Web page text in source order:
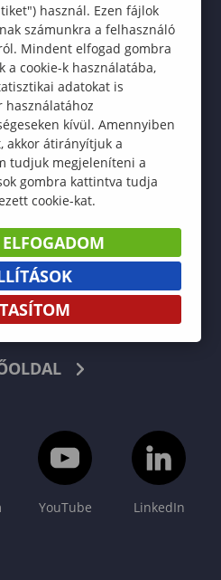
YouTube LinkedIn
használ. Ezen fájlok
számunkra a felhasználó
Mindent elfogad gombra
a cookie-k használatába,
adatokat is
használatához
kívül. Amennyiben
akkor átirányítjuk a
tudjuk megjeleníteni a
gombra kattintva tudja
cookie-kat.